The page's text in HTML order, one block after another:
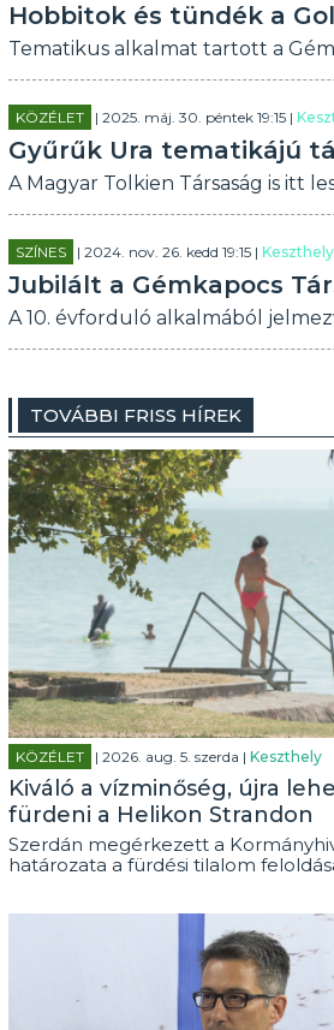
Hobbitok és tündék a
Tematikus alkalmat tartott a
KÖZÉLET | 2025. máj. 30. péntek 19:15 |
Gyűrűk Ura tematikájú
A Magyar Tolkien Társaság is itt
SZÍNES | 2024. nov. 26. kedd 19:15 | Keszthely
Jubilált a Gémkapocs
A 10. évforduló alkalmából
TOVÁBBI FRISS HÍREK
KÖZÉLET | 2026. aug. 5. szerda | Keszthely
Kiváló a vízminőség, újra
fürdeni a Helikon Strandon
Szerdán megérkezett a
határozata a fürdési tilalom